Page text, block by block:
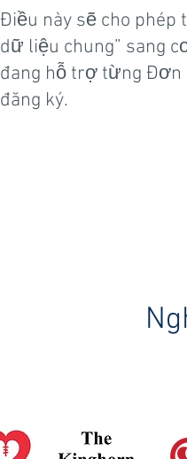
Điều này sẽ cho phép
dữ liệu chung” sang
đang hỗ trợ từng Đơn
đăng ký.